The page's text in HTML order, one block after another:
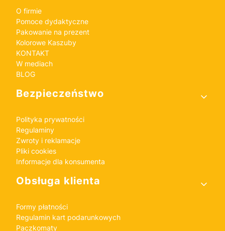
O firmie
Pomoce dydaktyczne
Pakowanie na prezent
Kolorowe Kaszuby
KONTAKT
W mediach
BLOG
Bezpieczeństwo
Polityka prywatności
Regulaminy
Zwroty i reklamacje
Pliki cookies
Informacje dla konsumenta
Obsługa klienta
Formy płatności
Regulamin kart podarunkowych
Paczkomaty